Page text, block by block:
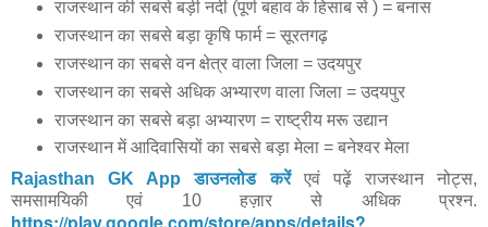
राजस्थान की सबसे बड़ी नदी (पूर्ण बहाव के हिसाब से ) = बनास
राजस्थान का सबसे बड़ा कृषि फार्म = सूरतगढ़
राजस्थान का सबसे वन क्षेत्र वाला जिला = उदयपुर
राजस्थान का सबसे अधिक अभ्यारण वाला जिला = उदयपुर
राजस्थान का सबसे बड़ा अभ्यारण = राष्ट्रीय मरू उद्यान
राजस्थान में आदिवासियों का सबसे बड़ा मेला = बनेश्वर मेला
Rajasthan GK App डाउनलोड करें
एवं पढ़ें राजस्थान नोट्स,
समसामयिकी एवं 10 हज़ार से अधिक प्रश्न.